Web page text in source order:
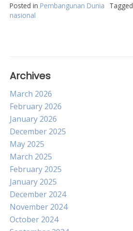
Posted in Pembangunan Dunia Tagged
nasional
Archives
March 2026
February 2026
January 2026
December 2025
May 2025
March 2025
February 2025
January 2025
December 2024
November 2024
October 2024